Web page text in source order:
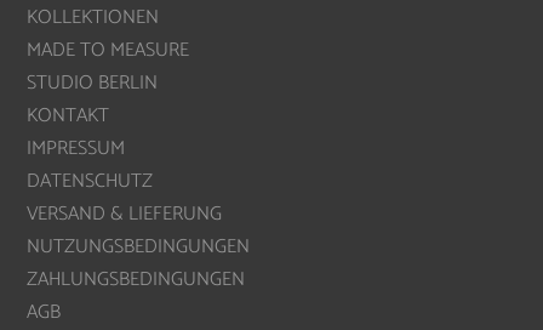
KOLLEKTIONEN
MADE TO MEASURE
STUDIO BERLIN
KONTAKT
IMPRESSUM
DATENSCHUTZ
VERSAND & LIEFERUNG
NUTZUNGSBEDINGUNGEN
ZAHLUNGSBEDINGUNGEN
AGB